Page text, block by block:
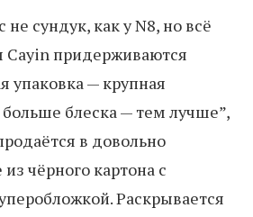
не сундук, как у N8, но всё
Cayin придерживаются
упаковка — крупная
больше блеска — тем лучше”,
в довольно
чёрного картона с
Раскрывается